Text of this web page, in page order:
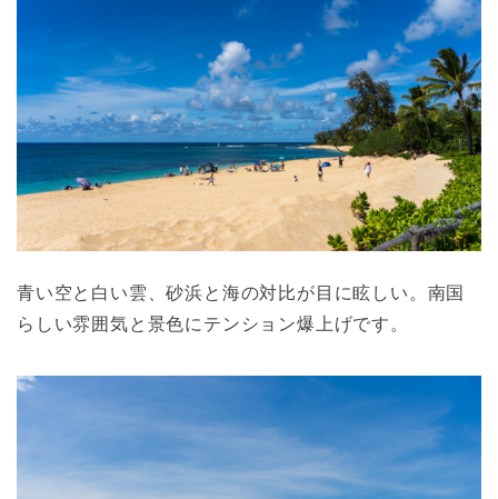
青い空と白い雲、砂浜と海の対比が目に眩しい。南国
らしい雰囲気と景色にテンション爆上げです。